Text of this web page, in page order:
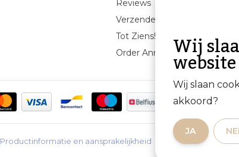
Reviews
Verzenden & retourneren
Tot Ziens!
Order Annuleren
Productinformatie en aansprakelijkheid Privacybeleid
Wij
Wij slaan
akkoord?
JA